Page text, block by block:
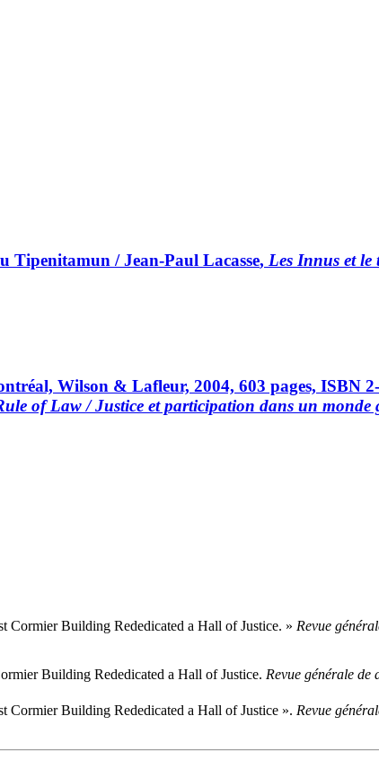
Tipenitamun / Jean-Paul Lacasse, Les Innus et
Wilson & Lafleur, 2004, 603 pages, ISBN
of Law / Justice et participation dans un
Cormier Building Rededicated a Hall of Justice. » Revue
Building Rededicated a Hall of Justice. Revue générale de
Cormier Building Rededicated a Hall of Justice ». Revue